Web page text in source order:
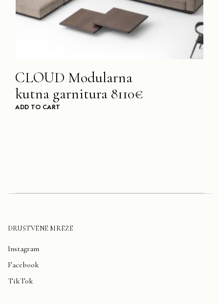
CLOUD Modularna
kutna garnitura 8110€
ADD TO CART
DRUŠTVENE MREŽE
Instagram
Facebook
TikTok